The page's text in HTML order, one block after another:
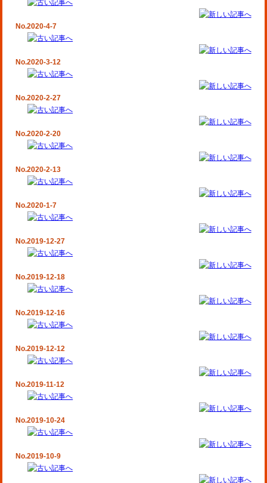
No.2020-4-7
No.2020-3-12
No.2020-2-27
No.2020-2-20
No.2020-2-13
No.2020-1-7
No.2019-12-27
No.2019-12-18
No.2019-12-16
No.2019-12-12
No.2019-11-12
No.2019-10-24
No.2019-10-9